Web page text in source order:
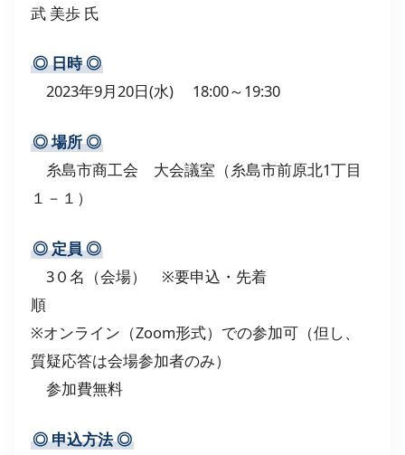
武 美歩 氏
◎日時◎
2023年9月20日(水) 18:00～19:30
◎場所◎
糸島市商工会 大会議室（糸島市前原北1丁目
１－１）
◎定員◎
3０名（会場） ※要申込・先着
※オンライン（Zoom形式）での参加可（但し、
質疑応答は会場参加者のみ）
参加費無料
◎申込方法◎